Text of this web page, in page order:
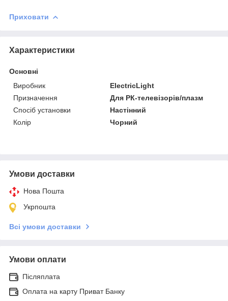
Приховати
Характеристики
Основні
Виробник
ElectricLight
Призначення
Для РК-телевізорів/плазм
Спосіб установки
Настінний
Колір
Чорний
Умови доставки
Нова Пошта
Укрпошта
Всі умови доставки
Умови оплати
Післяплата
Оплата на карту Приват Банку